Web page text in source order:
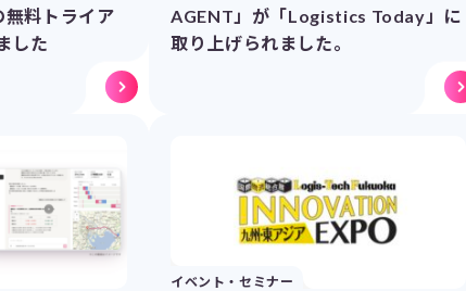
料トライア
した
AGENT」が「Logistics Today」に
取り上げられました。
イベント・セミナー